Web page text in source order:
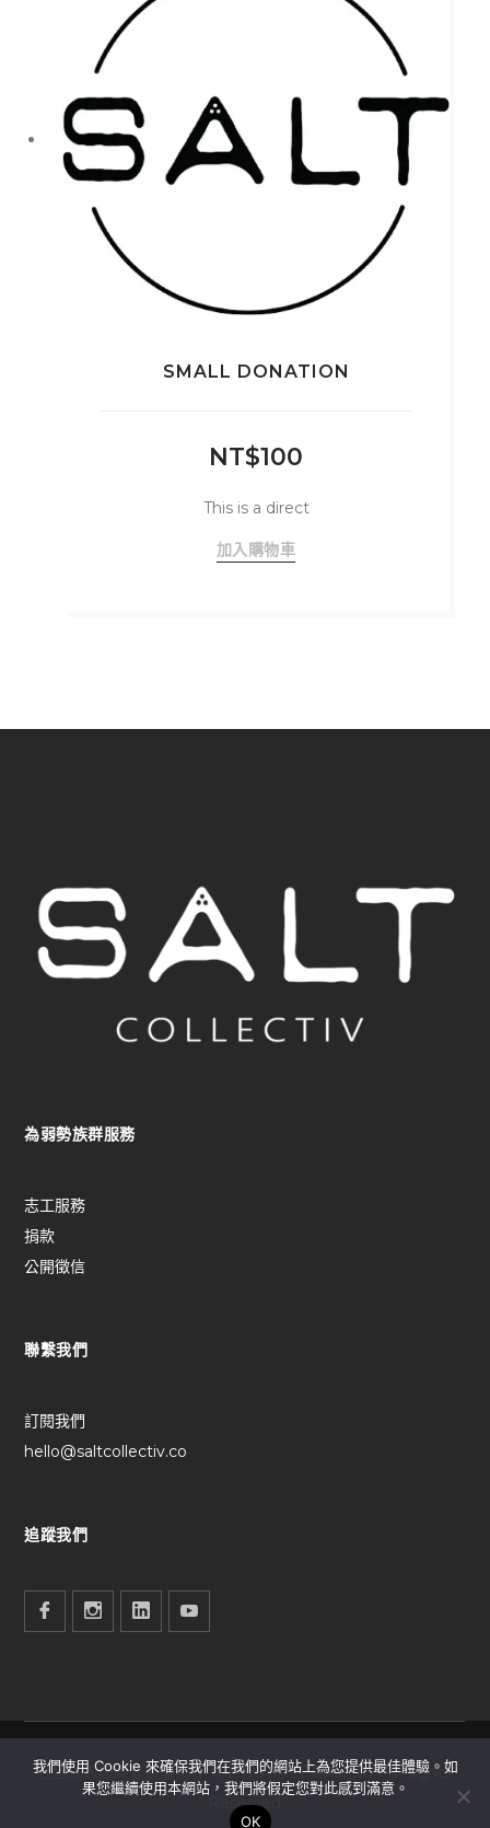
SMALL DONATION
NT$100
This is a direct
加入購物車
為弱勢族群服務
志工服務
捐款
公開徵信
聯繫我們
訂閱我們
hello@saltcollectiv.co
追蹤我們
社團法人國際愛蔓鹽協會 © 2025 SALT Collectiv All Rights
Reserved
我們使用 Cookie 來確保我們在我們的網站上為您提供最佳體驗。如
果您繼續使用本網站，我們將假定您對此感到滿意。
OK